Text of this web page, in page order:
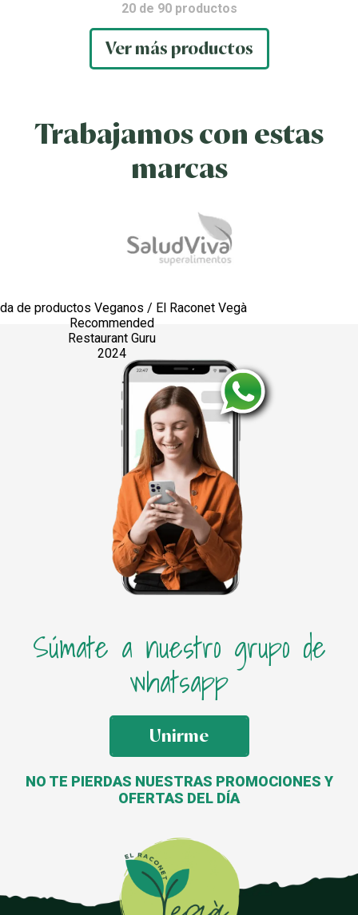
20de 90productos
Ver más productos
Trabajamos con estas
marcas
de productos Veganos / El Raconet Vegà
Recommended
Restaurant Guru
2024
Súmate a nuestro grupo de
whatsapp
Unirme
NO TE PIERDAS NUESTRAS PROMOCIONES Y
OFERTAS DEL DÍA